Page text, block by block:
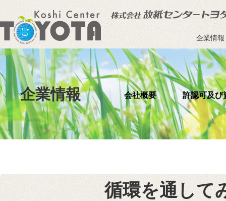
企業情報
企業情報 会社概要 許認可及び
循環を通して